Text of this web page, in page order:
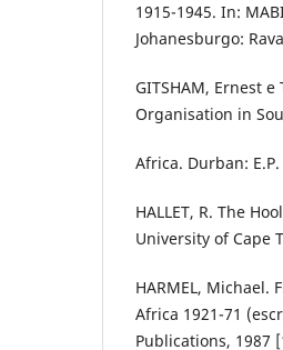
1915-1945. In:
Johanesburgo:
GITSHAM, Ernest e
Organisation in
Africa. Durban:
HALLET, R. The
University of Cape
HARMEL, Michael.
Africa 1921-71
Publications, 1987